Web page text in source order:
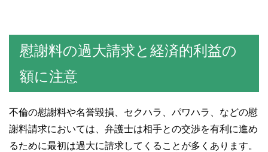
慰謝料の過大請求と経済的利益の
額に注意
不倫の慰謝料や名誉毀損、セクハラ、パワハラ、などの慰
謝料請求においては、弁護士は相手との交渉を有利に進め
るために最初は過大に請求してくることが多くあります。